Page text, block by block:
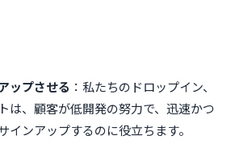
ップさせる ：私たちのドロップイン、
は、顧客が低開発の努力で、迅速かつ
インアップするのに役立ちます。